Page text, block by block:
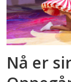
Nå er